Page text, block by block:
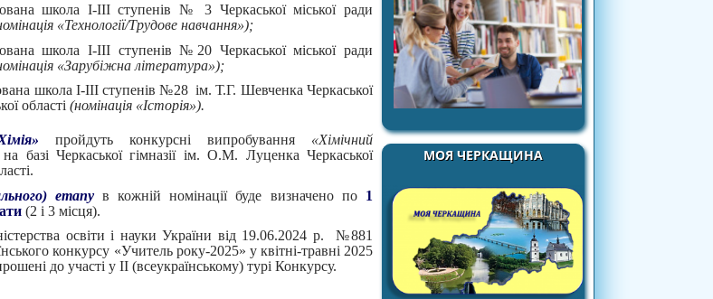
МОЯ ЧЕРКАЩИНА
школа І-ІІІ ступенів № 3 Черкаської міської ради
«Технології/Трудове навчання»);
школа І-ІІІ ступенів №20 Черкаської міської ради
«Зарубіжна література»);
школа І-ІІІ ступенів №28 ім. Т.Г. Шевченка Черкаської
області (номінація «Історія»).
пройдуть конкурсні випробування «Хімічний
на базі Черкаської гімназії ім. О.М. Луценка Черкаської
етапув кожній номінації буде визначено по 1
(2 і 3 місця).
освіти і науки України від 19.06.2024 р. №881
конкурсу «Учитель року-2025» у квітні-травні 2025
до участі у ІІ (всеукраїнському) турі Конкурсу.